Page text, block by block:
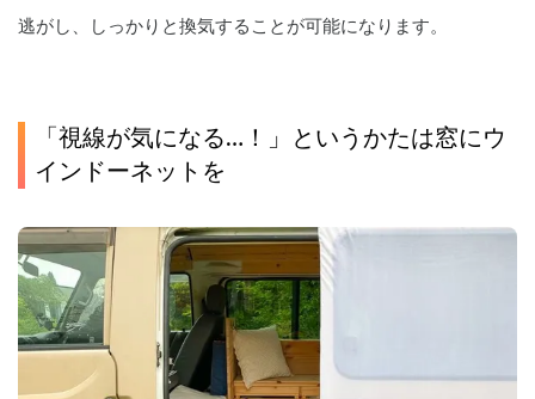
逃がし、しっかりと換気することが可能になります。
「視線が気になる…！」というかたは窓にウ
インドーネットを